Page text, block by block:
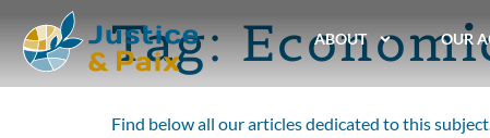
ABOUT OUR
Tag:
Find below all our articles dedicated to this